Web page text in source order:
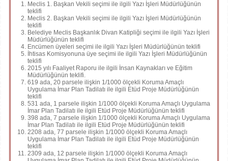
Meclis 1. Başkan Vekili seçimi ile ilgili Yazı İşleri Müdürlüğünün
teklifi
Meclis 2. Başkan Vekili seçimi ile ilgili Yazı İşleri Müdürlüğünün
teklifi
Belediye Meclis Başkanlık Divan Katipliği seçimi ile ilgili Yazı İşleri
Müdürlüğünün teklifi
Encümen üyeleri seçimi ile ilgili Yazı İşleri Müdürlüğünün teklifi
İhtisas Komisyonuna üye seçimi ile ilgili Yazı İşleri Müdürlüğünün
teklifi
2015 yılı Faaliyet Raporu ile ilgili İnsan Kaynakları ve Eğitim
Müdürlüğünün teklifi.
619 ada, 20 parsele ilişkin 1/1000 ölçekli Koruma Amaçlı
Uygulama İmar Plan Tadilatı ile ilgili Etüd Proje Müdürlüğünün
teklifi
531 ada, 1 parsele ilişkin 1/1000 ölçekli Koruma Amaçlı Uygulama
İmar Plan Tadilatı ile ilgili Etüd Proje Müdürlüğünün teklifi
398 ada, 7 parsele ilişkin 1/1000 ölçekli Koruma Amaçlı Uygulama
İmar Plan Tadilatı ile ilgili Etüd Proje Müdürlüğünün teklifi
2208 ada, 77 parsele ilişkin 1/1000 ölçekli Koruma Amaçlı
Uygulama İmar Plan Tadilatı ile ilgili Etüd Proje Müdürlüğünün
teklifi
2309 ada, 12 parsele ilişkin 1/1000 ölçekli Koruma Amaçlı